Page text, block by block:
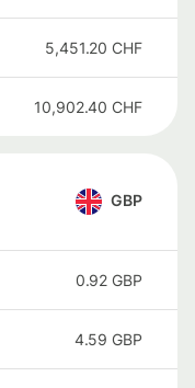
5,451.20 CHF
10,902.40 CHF
GBP
0.92 GBP
4.59 GBP